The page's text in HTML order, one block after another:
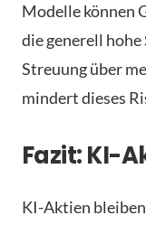
Modelle können
die generell
Streuung über
mindert dieses
Fazit: KI-
KI-Aktien